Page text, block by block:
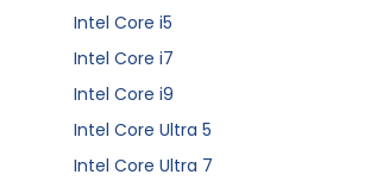
Intel Core i5
Intel Core i7
Intel Core i9
Intel Core Ultra 5
Intel Core Ultra 7